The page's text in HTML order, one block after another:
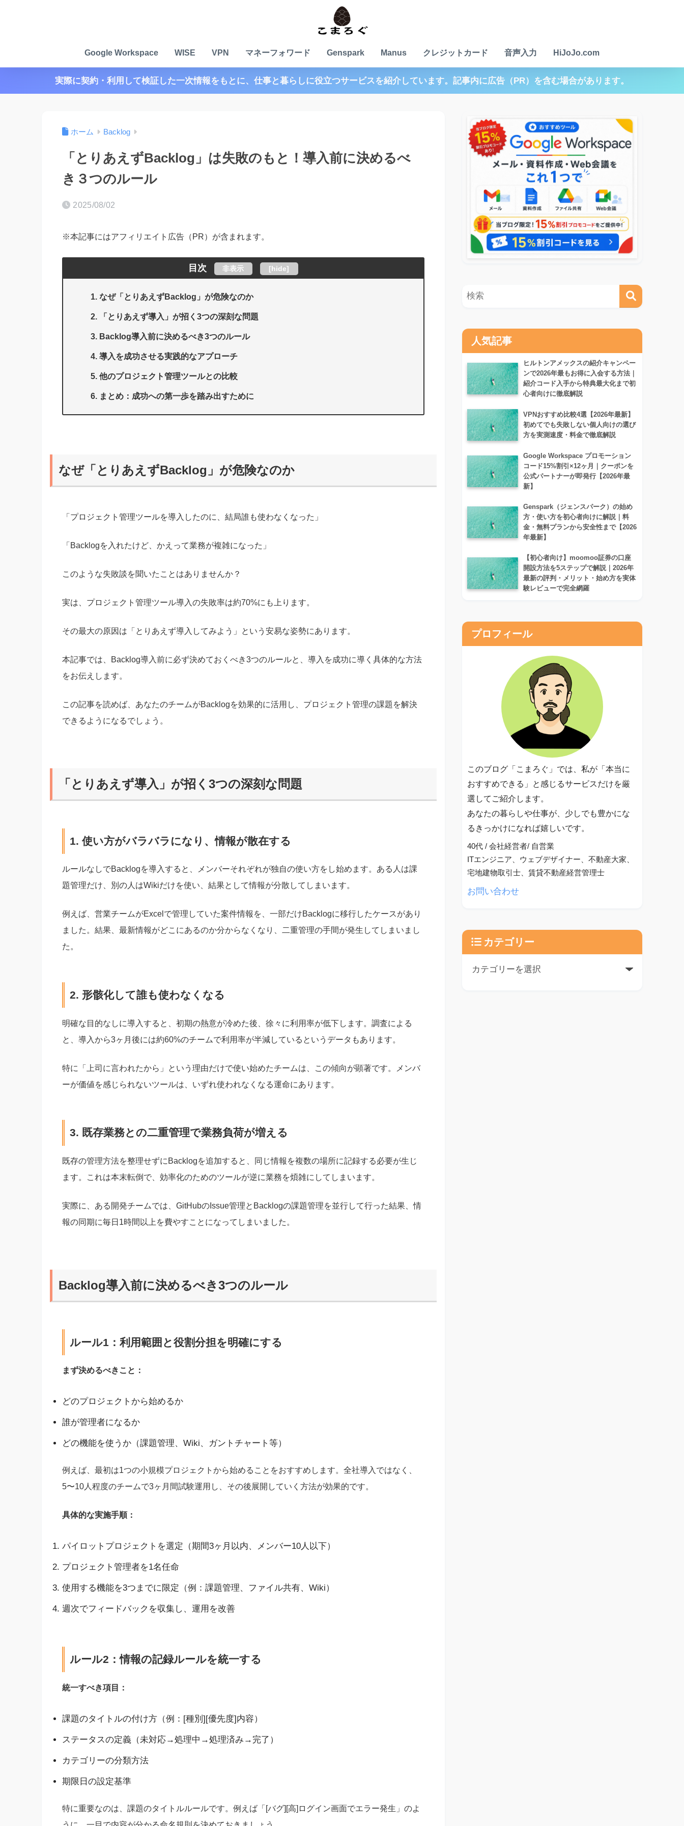
Google Workspace WISE VPN マネーフォワード Genspark Manus クレジットカード 音声入力 HiJoJo.com
実際に契約・利用して検証した一次情報をもとに、仕事と暮らしに役立つサービスを紹介しています。記事内に広告（PR）を含む場合があります。
ホーム Backlog
「とりあえずBacklog」は失敗のもと！導入前に決めるべ
き３つのルール
2025/08/02
※本記事にはアフィリエイト広告（PR）が含まれます。
目次 非表示 [hide]
なぜ「とりあえずBacklog」が危険なのか
「とりあえず導入」が招く3つの深刻な問題
Backlog導入前に決めるべき3つのルール
導入を成功させる実践的なアプローチ
他のプロジェクト管理ツールとの比較
まとめ：成功への第一歩を踏み出すために
なぜ「とりあえずBacklog」が危険なのか
「プロジェクト管理ツールを導入したのに、結局誰も使わなくなった」
「Backlogを入れたけど、かえって業務が複雑になった」
このような失敗談を聞いたことはありませんか？
実は、プロジェクト管理ツール導入の失敗率は約70%にも上ります。
その最大の原因は「とりあえず導入してみよう」という安易な姿勢にあります。
本記事では、Backlog導入前に必ず決めておくべき3つのルールと、導入を成功に導く具体的な方法
をお伝えします。
この記事を読めば、あなたのチームがBacklogを効果的に活用し、プロジェクト管理の課題を解決
できるようになるでしょう。
「とりあえず導入」が招く3つの深刻な問題
1. 使い方がバラバラになり、情報が散在する
ルールなしでBacklogを導入すると、メンバーそれぞれが独自の使い方をし始めます。ある人は課
題管理だけ、別の人はWikiだけを使い、結果として情報が分散してしまいます。
例えば、営業チームがExcelで管理していた案件情報を、一部だけBacklogに移行したケースがあり
ました。結果、最新情報がどこにあるのか分からなくなり、二重管理の手間が発生してしまいまし
た。
2. 形骸化して誰も使わなくなる
明確な目的なしに導入すると、初期の熱意が冷めた後、徐々に利用率が低下します。調査による
と、導入から3ヶ月後には約60%のチームで利用率が半減しているというデータもあります。
特に「上司に言われたから」という理由だけで使い始めたチームは、この傾向が顕著です。メンバ
ーが価値を感じられないツールは、いずれ使われなくなる運命にあります。
3. 既存業務との二重管理で業務負荷が増える
既存の管理方法を整理せずにBacklogを追加すると、同じ情報を複数の場所に記録する必要が生じ
ます。これは本末転倒で、効率化のためのツールが逆に業務を煩雑にしてしまいます。
実際に、ある開発チームでは、GitHubのIssue管理とBacklogの課題管理を並行して行った結果、情
報の同期に毎日1時間以上を費やすことになってしまいました。
Backlog導入前に決めるべき3つのルール
ルール1：利用範囲と役割分担を明確にする
まず決めるべきこと：
どのプロジェクトから始めるか
誰が管理者になるか
どの機能を使うか（課題管理、Wiki、ガントチャート等）
例えば、最初は1つの小規模プロジェクトから始めることをおすすめします。全社導入ではなく、
5〜10人程度のチームで3ヶ月間試験運用し、その後展開していく方法が効果的です。
具体的な実施手順：
パイロットプロジェクトを選定（期間3ヶ月以内、メンバー10人以下）
プロジェクト管理者を1名任命
使用する機能を3つまでに限定（例：課題管理、ファイル共有、Wiki）
週次でフィードバックを収集し、運用を改善
ルール2：情報の記録ルールを統一する
統一すべき項目：
課題のタイトルの付け方（例：[種別][優先度]内容）
ステータスの定義（未対応→処理中→処理済み→完了）
カテゴリーの分類方法
期限日の設定基準
特に重要なのは、課題のタイトルルールです。例えば「[バグ][高]ログイン画面でエラー発生」のよ
人気記事
ヒルトンアメックスの紹介キャンペー
ンで2026年最もお得に入会する方法｜
紹介コード入手から特典最大化まで初
心者向けに徹底解説
VPNおすすめ比較4選【2026年最新】
初めてでも失敗しない個人向けの選び
方を実測速度・料金で徹底解説
Google Workspace プロモーション
コード15%割引×12ヶ月｜クーポンを
公式パートナーが即発行【2026年最
新】
Genspark（ジェンスパーク）の始め
方・使い方を初心者向けに解説｜料
金・無料プランから安全性まで【2026
年最新】
【初心者向け】moomoo証券の口座
開設方法を5ステップで解説｜2026年
最新の評判・メリット・始め方を実体
験レビューで完全網羅
プロフィール
このブログ「こまろぐ」では、私が「本当に
おすすめできる」と感じるサービスだけを厳
選してご紹介します。
あなたの暮らしや仕事が、少しでも豊かにな
るきっかけになれば嬉しいです。
40代 / 会社経営者/ 自営業
ITエンジニア、ウェブデザイナー、不動産大家、
宅地建物取引士、賃貸不動産経営管理士
お問い合わせ
カテゴリー